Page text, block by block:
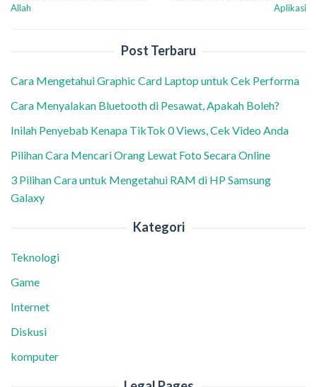
Allah
Aplikasi
Post Terbaru
Cara Mengetahui Graphic Card Laptop untuk Cek Performa
Cara Menyalakan Bluetooth di Pesawat, Apakah Boleh?
Inilah Penyebab Kenapa TikTok 0 Views, Cek Video Anda
Pilihan Cara Mencari Orang Lewat Foto Secara Online
3 Pilihan Cara untuk Mengetahui RAM di HP Samsung
Galaxy
Kategori
Teknologi
Game
Internet
Diskusi
komputer